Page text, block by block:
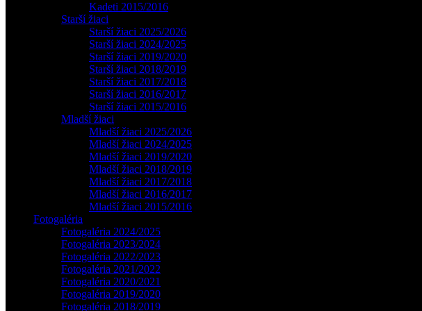
Kadeti 2015/2016
Starší žiaci
Starší žiaci 2025/2026
Starší žiaci 2024/2025
Starší žiaci 2019/2020
Starší žiaci 2018/2019
Starší žiaci 2017/2018
Starší žiaci 2016/2017
Starší žiaci 2015/2016
Mladší žiaci
Mladší žiaci 2025/2026
Mladší žiaci 2024/2025
Mladší žiaci 2019/2020
Mladší žiaci 2018/2019
Mladší žiaci 2017/2018
Mladší žiaci 2016/2017
Mladší žiaci 2015/2016
Fotogaléria
Fotogaléria 2024/2025
Fotogaléria 2023/2024
Fotogaléria 2022/2023
Fotogaléria 2021/2022
Fotogaléria 2020/2021
Fotogaléria 2019/2020
Fotogaléria 2018/2019